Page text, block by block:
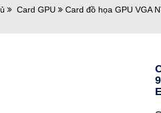
Card GPU
Card đồ họa GPU VGA